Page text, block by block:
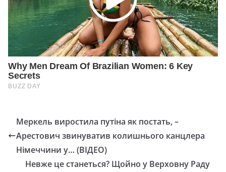
Меркель виростила путіна як постать, –
Арестович звинуватив колишнього канцлера
Німеччини у… (ВІДЕО)
Невже це станеться? Щойно у Верховну Раду